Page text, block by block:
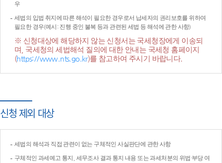
우
세법의 입법 취지에 따른 해석이 필요한 경우로서 납세자의 권리보호를 위하여
필요한 경우(예시: 진행 중인 불복 등과 관련된 세법 등 해석에 관한 사항)
※ 신청대상에 해당하지 않는 신청서는 국세청장에게 이송되
며, 국세청의 세법해석 질의에 대한 안내는 국세청 홈페이지
(https://www.nts.go.kr)를 참고하여 주시기 바랍니다.
신청 제외 대상
세법의 해석과 직접 관련이 없는 구체적인 사실판단에 관한 사항
구체적인 과세예고 통지, 세무조사 결과 통지 내용 또는 과세처분의 위법·부당 여